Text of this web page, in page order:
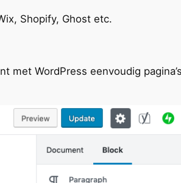
Shopify, Ghost etc.
met WordPress eenvoudig pagina’s